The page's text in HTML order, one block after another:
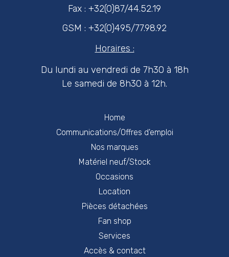
Home
Communications/Offres d'emploi
Nos marques
Matériel neuf/Stock
Occasions
Location
Pièces détachées
Fan shop
Services
Accès & contact
Fax : +32(0)87/44.52.19
GSM : +32(0)495/77.98.92
Horaires :
Du lundi au vendredi de 7h30 à 18h
Le samedi de 8h30 à 12h.